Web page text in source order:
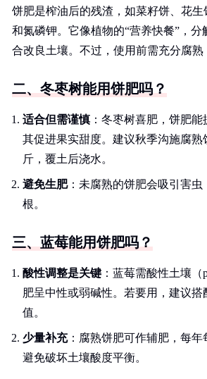
饼肥是榨油后的残渣，如菜籽饼、花
和氮磷钾。它像植物的“营养快餐”，
合改良土壤。不过，使用前需充分腐熟
二、冬枣树能用饼肥吗？
适合但需谨慎 ：冬枣树喜肥，饼肥
其促进果实甜度。建议秋季沟施腐熟
斤，覆土后浇水。
避免生肥：未腐熟的饼肥会吸引害虫
根。
三、蓝莓能用饼肥吗？
酸性调整是关键 ：蓝莓需酸性土壤
肥呈中性或弱碱性。若要用，建议搭
值。
少量补充：腐熟饼肥可作辅肥，每年
避免破坏土壤酸度平衡。